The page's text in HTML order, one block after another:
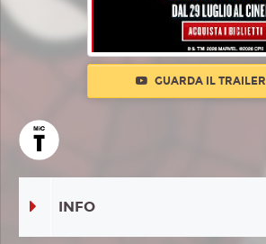
GUARDA IL TRAILER
INFO